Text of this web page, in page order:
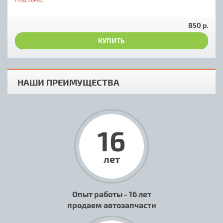
850 р.
КУПИТЬ
НАШИ ПРЕИМУЩЕСТВА
16
лет
Опыт работы - 16 лет
продаем автозапчасти